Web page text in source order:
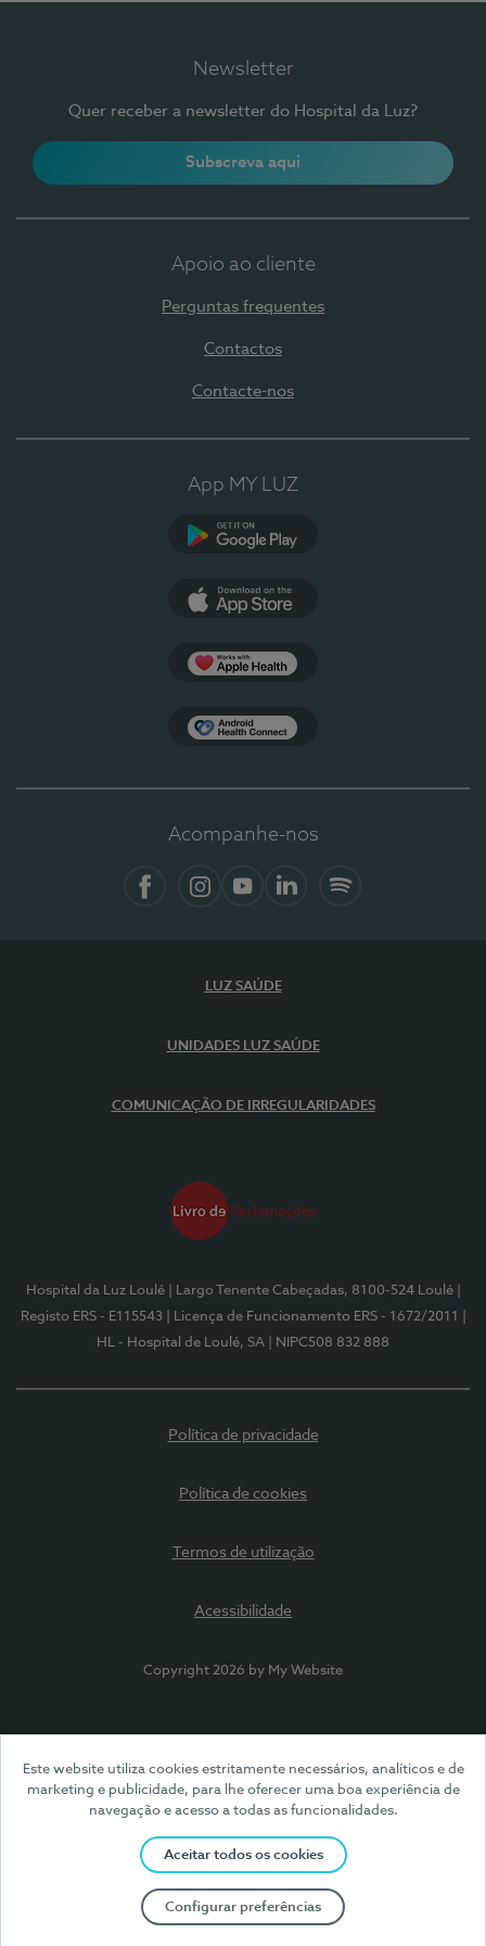
Este website utiliza cookies estritamente necessários, analíticos e de
marketing e publicidade, para lhe oferecer uma boa experiência de
navegação e acesso a todas as funcionalidades.
Aceitar todos os cookies
Configurar preferências
Newsletter
Quer receber a newsletter do Hospital da Luz?
Subscreva aqui
Apoio ao cliente
Perguntas frequentes
Contactos
Contacte-nos
App MY LUZ
Acompanhe-nos
LUZ SAÚDE
UNIDADES LUZ SAÚDE
COMUNICAÇÃO DE IRREGULARIDADES
Hospital da Luz Loulé | Largo Tenente Cabeçadas, 8100-524 Loulé
Registo ERS - E115543
| Licença de Funcionamento ERS - 1672/2011
HL - Hospital de Loulé, SA
| NIPC508 832 888
Política de privacidade
Política de cookies
Termos de utilização
Acessibilidade
Copyright 2026 by My Website